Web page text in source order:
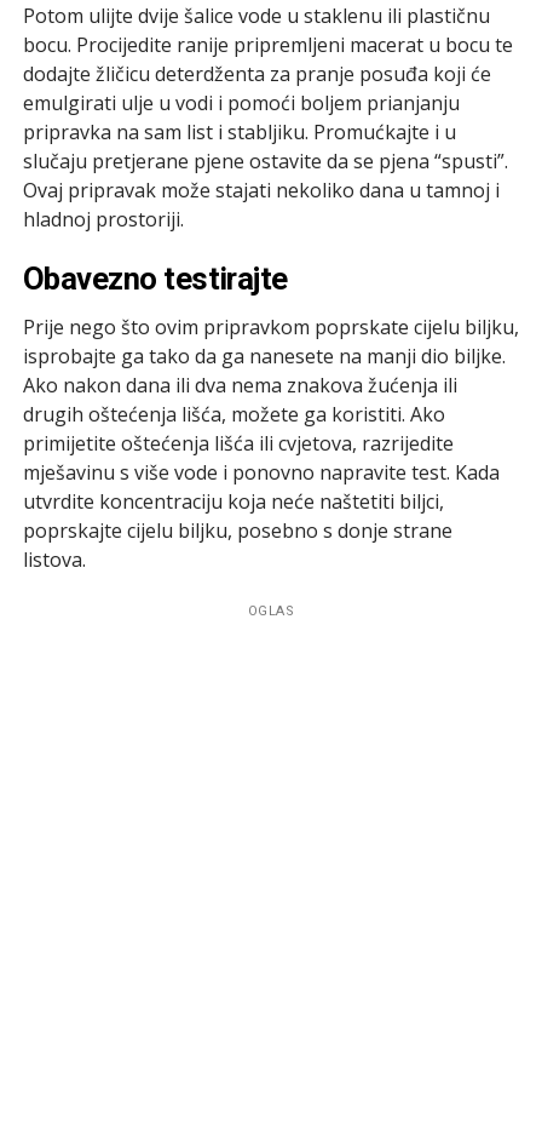
Potom ulijte dvije šalice vode u staklenu ili plastičnu
bocu. Procijedite ranije pripremljeni macerat u bocu te
dodajte žličicu deterdženta za pranje posuđa koji će
emulgirati ulje u vodi i pomoći boljem prianjanju
pripravka na sam list i stabljiku. Promućkajte i u
slučaju pretjerane pjene ostavite da se pjena “spusti”.
Ovaj pripravak može stajati nekoliko dana u tamnoj i
hladnoj prostoriji.
Obavezno testirajte
Prije nego što ovim pripravkom poprskate cijelu biljku,
isprobajte ga tako da ga nanesete na manji dio biljke.
Ako nakon dana ili dva nema znakova žućenja ili
drugih oštećenja lišća, možete ga koristiti. Ako
primijetite oštećenja lišća ili cvjetova, razrijedite
mješavinu s više vode i ponovno napravite test. Kada
utvrdite koncentraciju koja neće naštetiti biljci,
poprskajte cijelu biljku, posebno s donje strane
listova.
OGLAS